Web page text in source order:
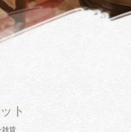
ト
雑貨